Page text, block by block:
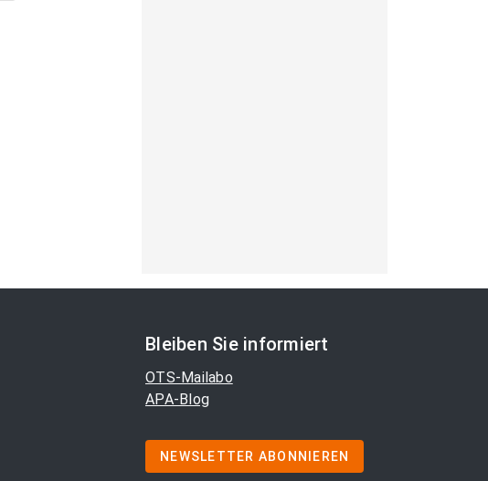
Bleiben Sie informiert
OTS-Mailabo
APA-Blog
NEWSLETTER ABONNIEREN